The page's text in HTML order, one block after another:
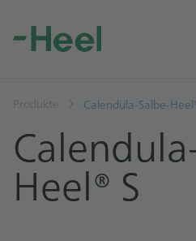
Produkte Calendula-Salbe-
Heel® S